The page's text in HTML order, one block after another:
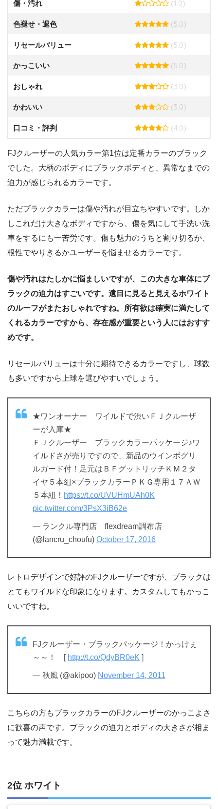
傷・汚れ (1.0)
色褪せ・退色 (5.0)
リセールバリュー (5.0)
かっこいい (5.0)
おしゃれ (3.0)
かわいい (3.0)
口コミ・評判 (4.0)
FJクルーザーの人気カラー第1位は定番カラーのブラック
でした。大柄のボディにブラックボディと、異常なまでの
迫力が感じられるカラーです。
ただブラックカラーは傷や汚れが目立ちやすいです。しか
しこれだけ大きなボディですから、傷を気にして手洗い洗
車をするにも一苦労です。傷も魅力のうちと割り切るか、
根性でやりきるかユーザーを悩ませるカラーです。
傷や汚れはたしかに悩ましいですが、この大きな車体にブ
ラックの迫力はすごいです。遠目に見ると見えるホワイト
のルーフがまたおしゃれですね。所有欲は確実に満たして
くれるカラーですから、存在感が重要という人にはおすす
めです。
リセールバリューは十分に期待できるカラーですし、球数
も多いですから上球を選びやすいでしょう。
★ワンオーナー ワイルドで渋いＦＪクルーザ
ーが入庫★
ＦＪクルーザー ブラックカラーパッケージ♪ワ
イルドさが売りですので、新品のウインボグリ
ルガード付！足元はＢＦグットリッチＫＭ２タ
イヤ５本組×ブラックカラーＰＫＧ専用１７ＡＷ
５本組！ https://t.co/UVUHmUAh0K
pic.twitter.com/3PsX3iB62e
— ランクル専門店 flexdream調布店
(@lancru_choufu) October 17, 2016
レトロデザインで好評のFJクルーザーですが、ブラックは
とてもワイルドな印象になります。カスタムしてもかっこ
いいですね。
FJクルーザー・ブラックパッケージ！かっけぇ
～～！ [ http://t.co/QdyBR0eK ]
— 秋風 (@akipoo) November 14, 2011
こちらの方もブラックカラーのFJクルーザーのかっこよさ
に歓喜の声です。ブラックの迫力とボディの大きさが相ま
って魅力満載です。
2位 ホワイト